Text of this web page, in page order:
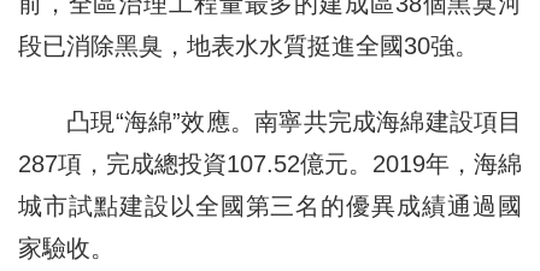
段已消除黑臭，地表水水質挺進全國30強。
凸現“海綿”效應。南寧共完成海綿建設項目
287項，完成總投資107.52億元。2019年，海綿
城市試點建設以全國第三名的優異成績通過國
家驗收。